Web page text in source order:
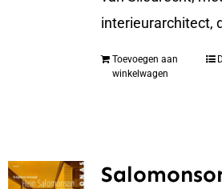
interieurarchitect,
Toevoegen aan
winkelwagen